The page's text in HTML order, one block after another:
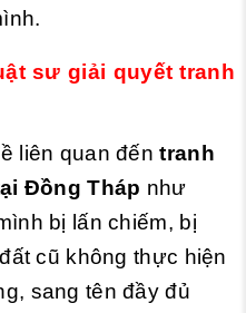
sư giải quyết tranh
liên quan đếntranh
Đồng Tháp như
bị lấn chiếm, bị
cũ không thực hiện
sang tên đầy đủ